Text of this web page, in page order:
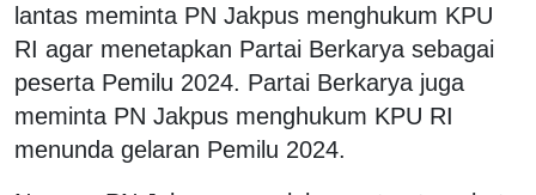
lantas meminta PN Jakpus menghukum KPU
RI agar menetapkan Partai Berkarya sebagai
peserta Pemilu 2024. Partai Berkarya juga
meminta PN Jakpus menghukum KPU RI
menunda gelaran Pemilu 2024.